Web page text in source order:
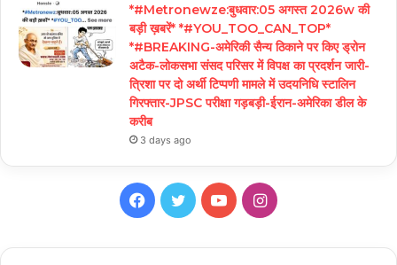
*#Metronewze:बुधवार:05 अगस्त 2026w की
बड़ी ख़बरें* *#YOU_TOO_CAN_TOP*
*#BREAKING-अमेरिकी सैन्य ठिकाने पर किए ड्रोन
अटैक-लोकसभा संसद परिसर में विपक्ष का प्रदर्शन जारी-
त्रिशा पर दो अर्थी टिप्पणी मामले में उदयनिधि स्टालिन
गिरफ्तार-JPSC परीक्षा गड़बड़ी-ईरान-अमेरिका डील के
करीब
3 days ago
Facebook
TwitterYouTubeInstagram